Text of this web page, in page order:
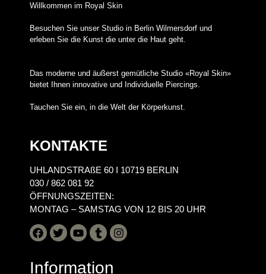
Willkommen im Royal Skin
Besuchen Sie unser Studio in Berlin Wilmersdorf und
erleben Sie die Kunst die unter die Haut geht.
Das moderne und äußerst gemütliche Studio «Royal Skin»
bietet Ihnen innovative und Individuelle Piercings.
Tauchen Sie ein, in die Welt der Körperkunst.
KONTAKTE
UHLANDSTRAßE 60 I 10719 BERLIN
030 / 862 081 92
ÖFFNUNGSZEITEN:
MONTAG – SAMSTAG VON 12 BIS 20 UHR
Information